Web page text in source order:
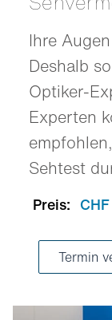
Ihre
Deshalb
Optiker-
Experten
Sehtest
Preis:
Termin